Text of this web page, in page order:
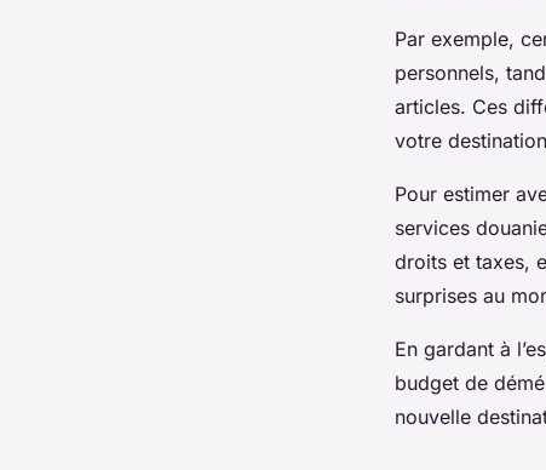
Par exemple,
personnels,
articles. Ces
votre
Pour estimer
services
droits et taxes,
surprises au
En gardant à
budget de
nouvelle